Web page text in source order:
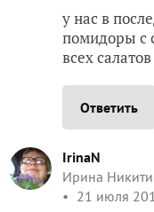
у нас в
помидоры с
всех
Ответить
IrinaN
Ирина
21 июля